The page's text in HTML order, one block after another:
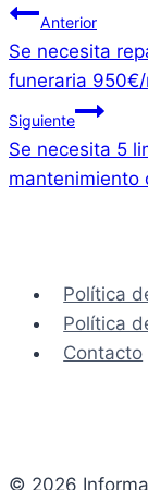
de
entradas
Anterior
Se necesita
funeraria
Siguiente
Se necesita 5
mantenimiento
Política
Política
Contacto
© 2026